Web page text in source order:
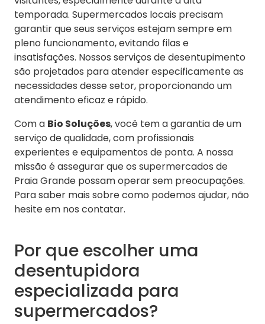
temporada. Supermercados locais precisam
garantir que seus serviços estejam sempre em
pleno funcionamento, evitando filas e
insatisfações. Nossos serviços de desentupimento
são projetados para atender especificamente as
necessidades desse setor, proporcionando um
atendimento eficaz e rápido.
Com a Bio Soluções, você tem a garantia de um
serviço de qualidade, com profissionais
experientes e equipamentos de ponta. A nossa
missão é assegurar que os supermercados de
Praia Grande possam operar sem preocupações.
Para saber mais sobre como podemos ajudar, não
hesite em nos contatar.
Por que escolher uma
desentupidora
especializada para
supermercados?